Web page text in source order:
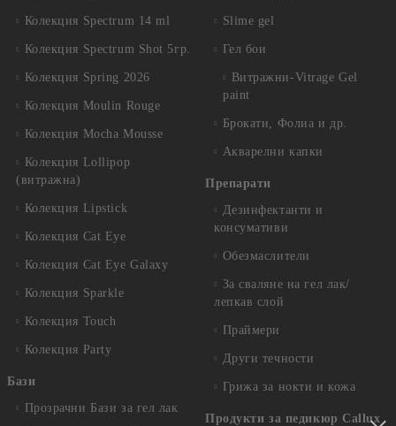
Колекция Spectrum 14 ml
Колекция Spectrum Shot 5гр.
Колекция Spring 2026
Колекция Moulin Rouge
Колекция Mocha Mousse
Колекция Lollipop
(витражна)
Колекция Lipstick
Колекция Cat Eye
Колекция Cat Eye Galaxy
Колекция Sparkle
Колекция Touch
Колекция Party
Бази
Прозрачни Бази за гел лак
Slime gel
Гел бои
Витражни-Vitrage Gel
paint
Брокати, Фолиа и др.
Акварелни капки
Препарати
Дезинфектанти и
консумативи
Обезмаслители
За сваляне на гел лак/
лепкав слой
Праймери
Други течности
Грижа за нокти и кожа
Продукти за педикюр Callux